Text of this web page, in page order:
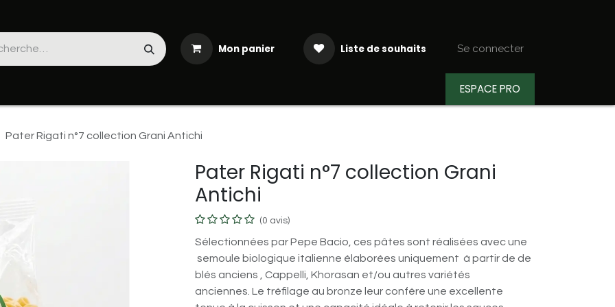
Mon panier Liste de souhaits Se connecter
RecettesESPACE PRO
Pater Rigati n°7 collection Grani Antichi
Pater Rigati n°7 collection Grani
Antichi
(0 avis)
Sélectionnées par Pepe Bacio, ces pâtes sont réalisées avec une
semoule biologique italienne élaborées uniquement à partir de de
blés anciens , Cappelli, Khorasan et/ou autres variétés
anciennes. Le tréfilage au bronze leur confère une excellente